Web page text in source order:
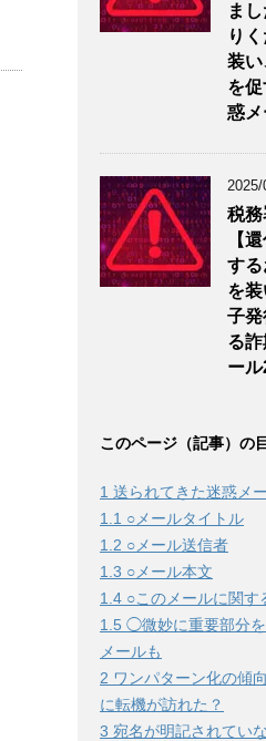
ま
り
装い
を
惑
2025/
税
【
す
を
子発
る
ー
このページ（記事）の
1 送られてきた迷惑メ
1.1 ○メールタイトル
1.2 ○メール送信者
1.3 ○メール本文
1.4 ○このメールに関す
1.5 ◯微妙に重要部分
メールも
2 ワンパターン化の傾
に転機が訪れた？
3 宛名が明記されてい